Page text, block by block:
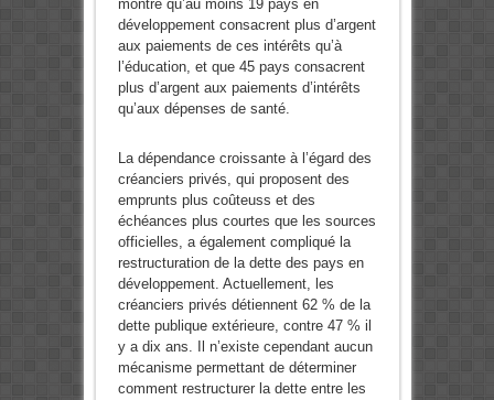
montre qu’au moins 19 pays en
développement consacrent plus d’argent
aux paiements de ces intérêts qu’à
l’éducation, et que 45 pays consacrent
plus d’argent aux paiements d’intérêts
qu’aux dépenses de santé.
La dépendance croissante à l’égard des
créanciers privés, qui proposent des
emprunts plus coûteuss et des
échéances plus courtes que les sources
officielles, a également compliqué la
restructuration de la dette des pays en
développement. Actuellement, les
créanciers privés détiennent 62 % de la
dette publique extérieure, contre 47 % il
y a dix ans. Il n’existe cependant aucun
mécanisme permettant de déterminer
comment restructurer la dette entre les